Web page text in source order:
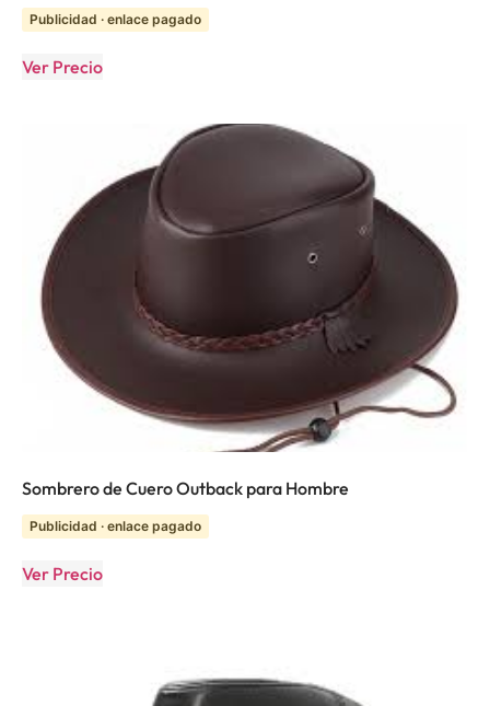
Publicidad · enlace pagado
Ver Precio
Sombrero de Cuero Outback para Hombre
Publicidad · enlace pagado
Ver Precio